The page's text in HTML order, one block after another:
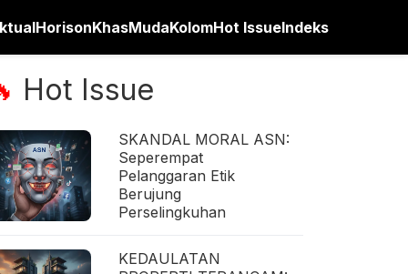
HorisonKhasMudaKolomHot IssueIndeks
Hot Issue
SKANDAL MORAL ASN:
Seperempat
Pelanggaran Etik
Berujung
Perselingkuhan
KEDAULATAN